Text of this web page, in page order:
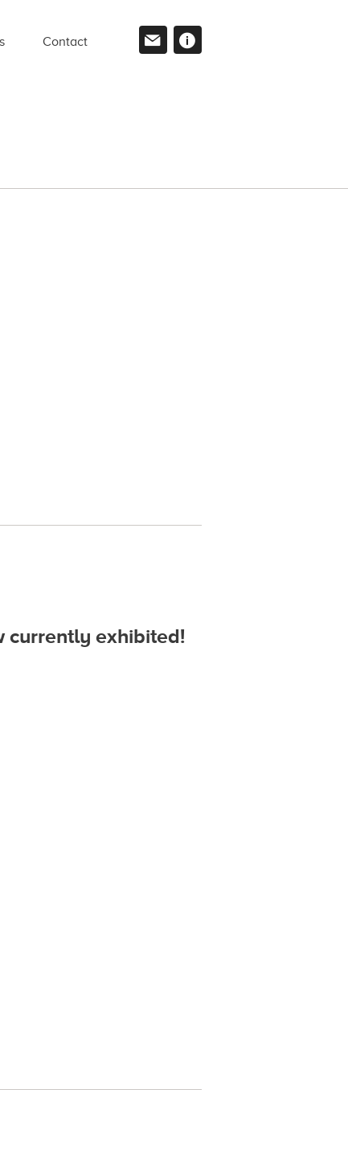
Contact
currently exhibited!